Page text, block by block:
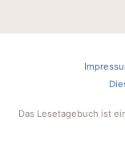
Das Lesetagebuch ist